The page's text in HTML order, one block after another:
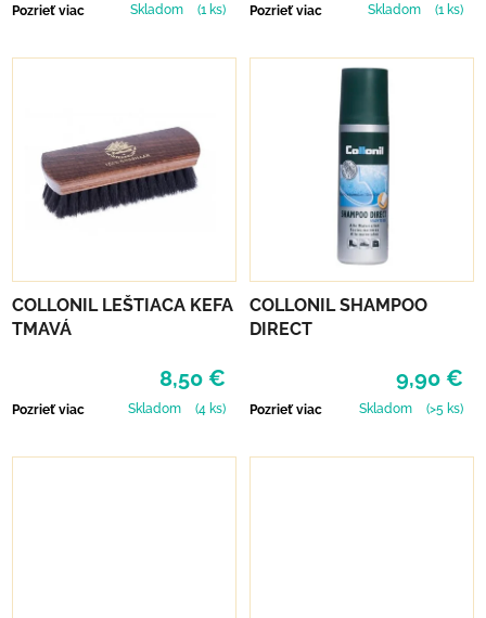
Pozrieť viac Skladom (1 ks) Pozrieť viac Skladom (1 ks)
COLLONIL LEŠTIACA KEFA
TMAVÁ
8,50 €
Pozrieť viac Skladom (4 ks)
COLLONIL SHAMPOO
DIRECT
9,90 €
Pozrieť viac Skladom (>5 ks)